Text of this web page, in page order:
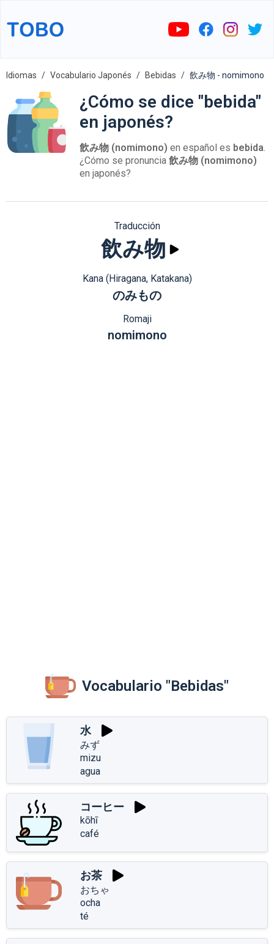
Idiomas Vocabulario Japonés Bebidas 飲み物 - nomimono
¿Cómo se dice "bebida"
en japonés?
飲み物 (nomimono) en español es bebida.
¿Cómo se pronuncia 飲み物 (nomimono)
en japonés?
Traducción
飲み物
Kana (Hiragana, Katakana)
のみもの
Romaji
nomimono
Vocabulario "Bebidas"
水
みず
mizu
agua
コーヒー
kōhī
café
お茶
おちゃ
ocha
té